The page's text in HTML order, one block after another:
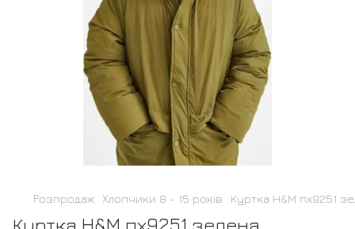
Розпродаж Хлопчики 8 - 15 років Куртка H&M пх9251
Куртка H&M пх9251 зелена